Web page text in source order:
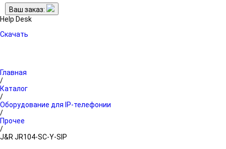
Ваш заказ:
Help Desk
Скачать
Главная
/
Каталог
/
Оборудование для IP-телефонии
/
Прочее
/
J&R JR104-SC-Y-SIP